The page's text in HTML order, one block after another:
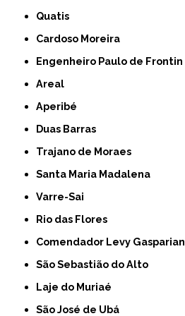
Quatis
Cardoso Moreira
Engenheiro Paulo de Frontin
Areal
Aperibé
Duas Barras
Trajano de Moraes
Santa Maria Madalena
Varre-Sai
Rio das Flores
Comendador Levy Gasparian
São Sebastião do Alto
Laje do Muriaé
São José de Ubá